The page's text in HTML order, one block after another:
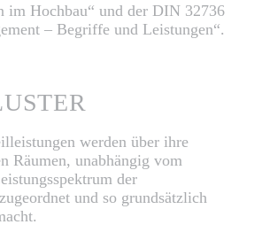
im Hochbau“ und der DIN 32736
– Begriffe und Leistungen“.
werden über ihre
Räumen, unabhängig vom
der
und so grundsätzlich